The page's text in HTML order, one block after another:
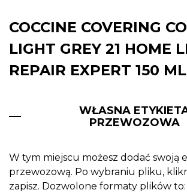
COCCINE COVERING
LIGHT GREY 21 HOME
REPAIR EXPERT 150 ML
WŁASNA
PRZEWOZOWA
W tym miejscu możesz dodać swoją
przewozową. Po wybraniu pliku,
zapisz. Dozwolone formaty plików to: